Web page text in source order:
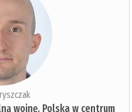
wojnę. Polska w centrum